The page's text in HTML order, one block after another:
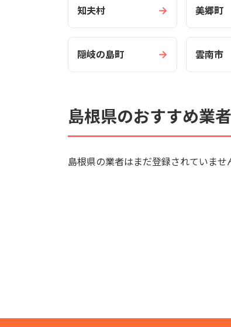
知夫村 → 美郷町
隠岐の島町 → 雲南市
島根県のおすすめ業者
島根県の業者はまだ登録されていませ